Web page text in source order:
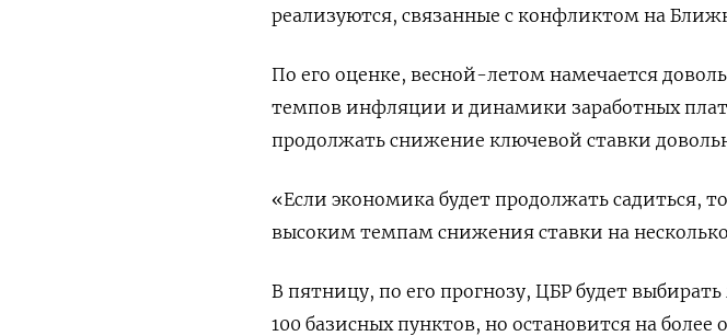
реализуются, связанные с конфликтом на
По ​его оценке, весной-летом намечается
темпов ⁠инфляции и динамики заработных
продолжать снижение ключевой ставки
«Если экономика будет продолжать садиться,
высоким темпам снижения ставки ‌на
В пятницу, по его прогнозу, ЦБР будет
100 базисных пунктов, ‌но остановится на